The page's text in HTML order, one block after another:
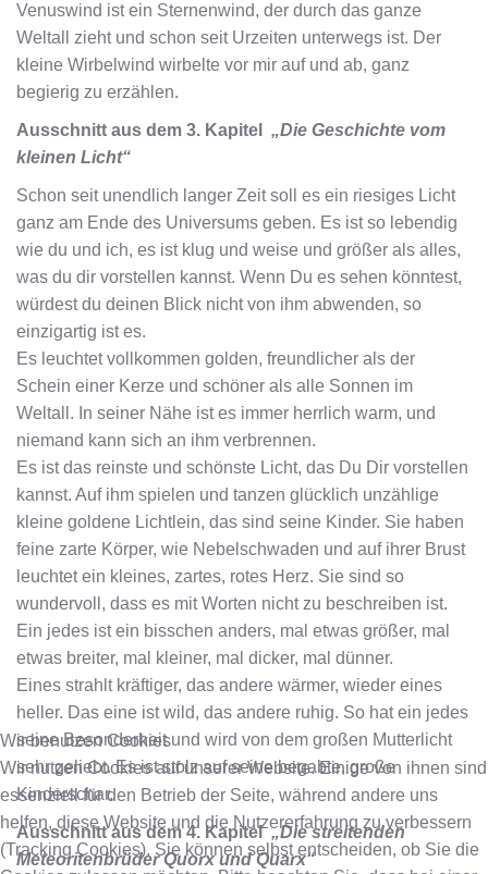
Venuswind ist ein Sternenwind, der durch das ganze
Weltall zieht und schon seit Urzeiten unterwegs ist. Der
kleine Wirbelwind wirbelte vor mir auf und ab, ganz
begierig zu erzählen.
Ausschnitt aus dem 3. Kapitel „Die Geschichte vom
kleinen Licht“
Schon seit unendlich langer Zeit soll es ein riesiges Licht
ganz am Ende des Universums geben. Es ist so lebendig
wie du und ich, es ist klug und weise und größer als alles,
was du dir vorstellen kannst. Wenn Du es sehen könntest,
würdest du deinen Blick nicht von ihm abwenden, so
einzigartig ist es.
Es leuchtet vollkommen golden, freundlicher als der
Schein einer Kerze und schöner als alle Sonnen im
Weltall. In seiner Nähe ist es immer herrlich warm, und
niemand kann sich an ihm verbrennen.
Es ist das reinste und schönste Licht, das Du Dir vorstellen
kannst. Auf ihm spielen und tanzen glücklich unzählige
kleine goldene Lichtlein, das sind seine Kinder. Sie haben
feine zarte Körper, wie Nebelschwaden und auf ihrer Brust
leuchtet ein kleines, zartes, rotes Herz. Sie sind so
wundervoll, dass es mit Worten nicht zu beschreiben ist.
Ein jedes ist ein bisschen anders, mal etwas größer, mal
etwas breiter, mal kleiner, mal dicker, mal dünner.
Eines strahlt kräftiger, das andere wärmer, wieder eines
heller. Das eine ist wild, das andere ruhig. So hat ein jedes
seine Besonderheit und wird von dem großen Mutterlicht
sehr geliebt. Es ist stolz auf seine begabte, große
Kinderschar.
Ausschnitt aus dem 4. Kapitel„Die streitenden
Meteoritenbrüder Quorx und Quarx“
Wir benutzen Cookies
Wir nutzen Cookies auf unserer Website. Einige von ihnen sind
essenziell für den Betrieb der Seite, während andere uns
helfen, diese Website und die Nutzererfahrung zu verbessern
(Tracking Cookies). Sie können selbst entscheiden, ob Sie die